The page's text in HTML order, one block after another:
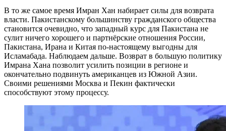
В то же самое время Имран Хан набирает силы для возврата
власти. Пакистанскому большинству гражданского общества
становится очевидно, что западный курс для Пакистана не
сулит ничего хорошего и партнёрские отношения России,
Пакистана, Ирана и Китая по-настоящему выгодны для
Исламабада. Наблюдаем дальше. Возврат в большую политику
Имрана Хана позволит усилить позиции в регионе и
окончательно подвинуть американцев из Южной Азии.
Своими решениями Москва и Пекин фактически
способствуют этому процессу.